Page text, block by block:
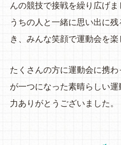
んの競技で接戦を繰り広げ
うちの人と一緒に思い出に
き、みんな笑顔で運動会を楽
たくさんの方に運動会に携
が一つになった素晴らしい
力ありがとうございました。